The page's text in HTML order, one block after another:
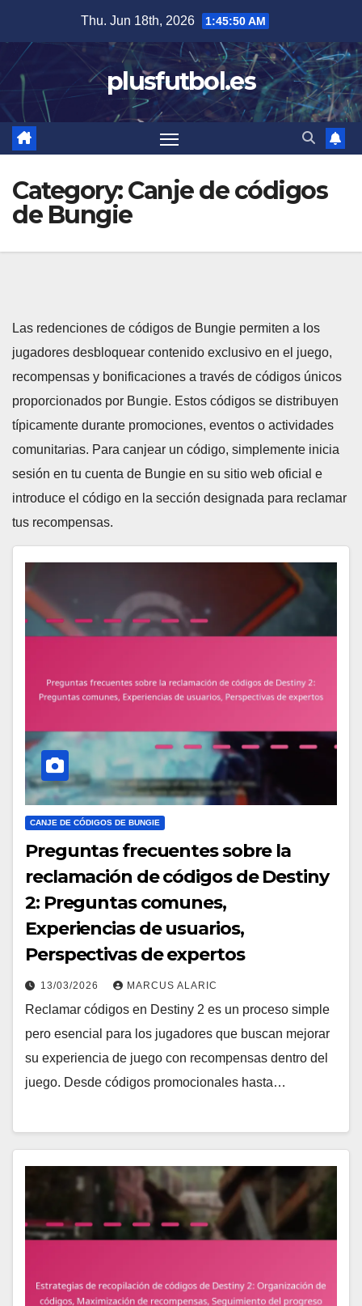
content
Thu. Jun 18th, 2026 1:45:51 AM
plusfutbol.es
Category:Canje de códigos
de Bungie
Las redenciones de códigos de Bungie permiten a los
jugadores desbloquear contenido exclusivo en el juego,
recompensas y bonificaciones a través de códigos únicos
proporcionados por Bungie. Estos códigos se distribuyen
típicamente durante promociones, eventos o actividades
comunitarias. Para canjear un código, simplemente inicia
sesión en tu cuenta de Bungie en su sitio web oficial e
introduce el código en la sección designada para reclamar
tus recompensas.
CANJE DE CÓDIGOS DE BUNGIE
Preguntas frecuentes sobre la
reclamación de códigos de Destiny
2: Preguntas comunes,
Experiencias de usuarios,
Perspectivas de expertos
13/03/2026 MARCUS ALARIC
Reclamar códigos en Destiny 2 es un proceso simple
pero esencial para los jugadores que buscan mejorar
su experiencia de juego con recompensas dentro del
juego. Desde códigos promocionales hasta…